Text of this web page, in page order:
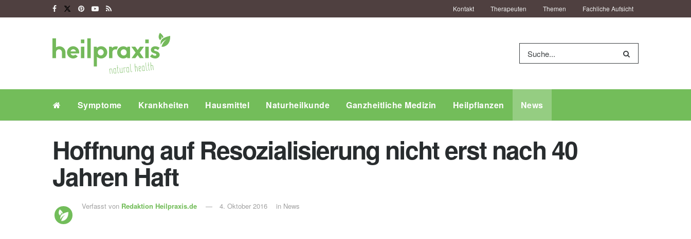
Kontakt Therapeuten Themen Fachliche Aufsicht
Symptome Krankheiten Hausmittel Naturheilkunde Ganzheitliche Medizin Heilpflanzen News
Hoffnung auf Resozialisierung nicht erst nach 40
Jahren Haft
Verfasst von Redaktion Heilpraxis.de 4. Oktober 2016 in News